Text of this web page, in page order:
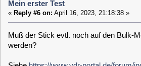
clausmuus
Mein erster Test
«Reply #8 on:April 16, 2023, 22:16:33 »
Du kannst auch im Webif von einem anderen PC